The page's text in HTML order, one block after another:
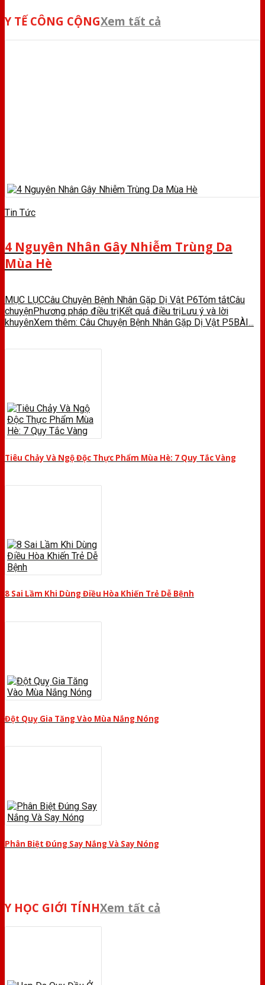
Y TẾ CÔNG CỘNGXem tất cả
Tin Tức
4 Nguyên Nhân Gây Nhiễm Trùng Da
Mùa Hè
MỤC LỤCCâu Chuyện Bệnh Nhân Gặp Dị Vật P6Tóm tắtCâu
chuyệnPhương pháp điều trịKết quả điều trịLưu ý và lời
khuyênXem thêm: Câu Chuyện Bệnh Nhân Gặp Dị Vật P5BÀI...
Tiêu Chảy Và Ngộ Độc Thực Phẩm Mùa Hè: 7 Quy Tắc Vàng
8 Sai Lầm Khi Dùng Điều Hòa Khiến Trẻ Dễ Bệnh
Đột Quỵ Gia Tăng Vào Mùa Nắng Nóng
Phân Biệt Đúng Say Nắng Và Say Nóng
Y HỌC GIỚI TÍNHXem tất cả